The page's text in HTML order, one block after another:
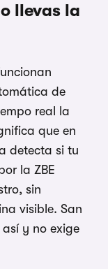
llevas la
de
real la
que en
detecta si tu
la ZBE
sin
visible. San
y no exige